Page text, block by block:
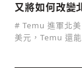
又將如何改變
# Temu 進軍北
美元，Temu 還
新增回